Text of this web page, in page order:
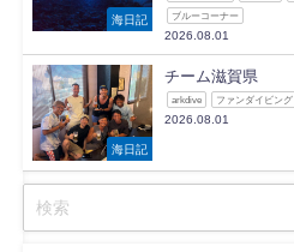
海日記 ブルーコーナー
2026.08.01
海日記
チーム滋賀県
arkdive ファンダイビング
2026.08.01